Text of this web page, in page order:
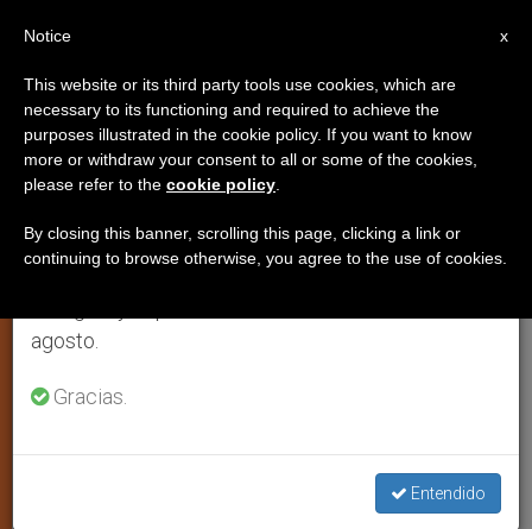
ESPIRITUALIDAD
×
Aviso importante
Del 27 de julio al 7 de agosto haremos la pausa
anual, aprovechando que en el periodo de verano
se generan menos informaciones y también el
agosto.
Gracias.
Entendido
x
Notice
This website or its third party tools use cookies, which are
necessary to its functioning and required to achieve the
purposes illustrated in the cookie policy. If you want to know
more or withdraw your consent to all or some of the cookies,
please refer to the cookie policy
By closing this banner, scrolling this page, clicking a link or
continuing to browse otherwise, you agree to the use of cookies.